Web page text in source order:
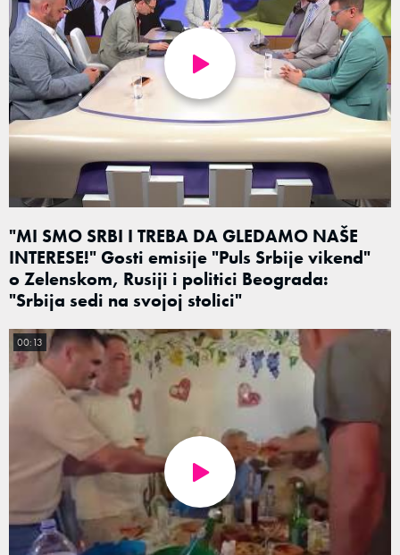
"MI SMO SRBI I TREBA DA GLEDAMO NAŠE
INTERESE!" Gosti emisije "Puls Srbije vikend"
o Zelenskom, Rusiji i politici Beograda:
"Srbija sedi na svojoj stolici"
00:13